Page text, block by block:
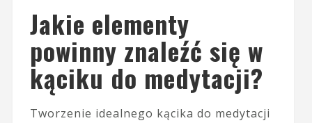
Jakie elementy
powinny znaleźć się w
kąciku do medytacji?
Tworzenie idealnego kącika do medytacji